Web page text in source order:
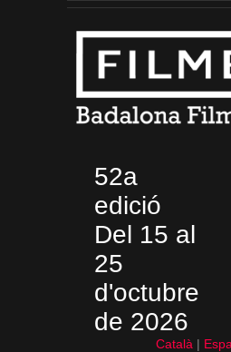
52a
edició
Del 15 al
25
d'octubre
de 2026
Català